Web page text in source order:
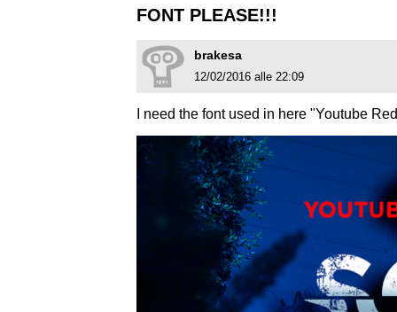
FONT PLEASE!!!
brakesa
12/02/2016 alle 22:09
I need the font used in here "Youtube